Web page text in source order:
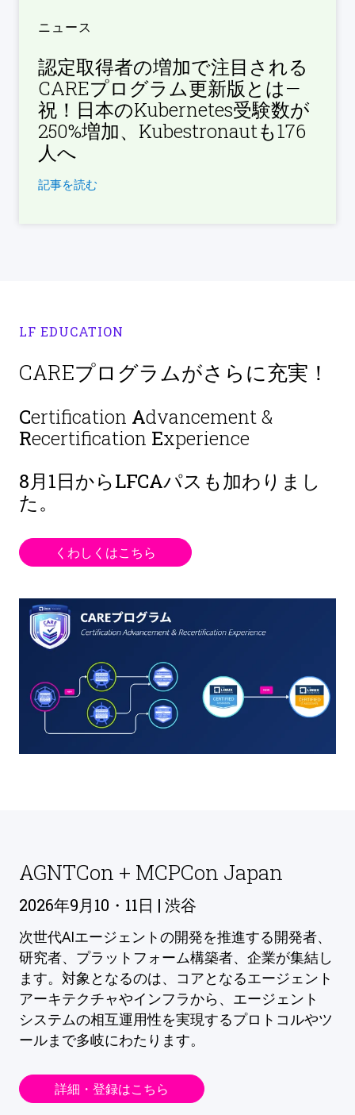
ニュース
認定取得者の増加で注目される
CAREプログラム更新版とは—
祝！日本のKubernetes受験数が
250%増加、Kubestronautも176
人へ
記事を読む
LF EDUCATION
CAREプログラムがさらに充実！
Certification Advancement &
Recertification Experience
8月1日からLFCAパスも加わりまし
た。
くわしくはこちら
AGNTCon + MCPCon Japan
2026年9月10・11日 | 渋谷
次世代AIエージェントの開発を推進する開発者、
研究者、プラットフォーム構築者、企業が集結し
ます。対象となるのは、コアとなるエージェント
アーキテクチャやインフラから、エージェント
システムの相互運用性を実現するプロトコルやツ
ールまで多岐にわたります。
詳細・登録はこちら